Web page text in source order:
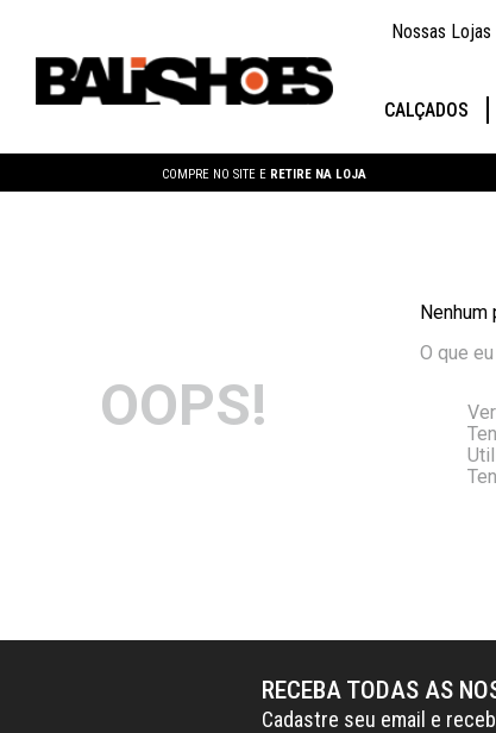
Nossas Lojas
CALÇADOS
COMPRE NO SITE E RETIRE NA LOJA
OOPS!
O que
RECEBA TODAS AS
Cadastre seu email e